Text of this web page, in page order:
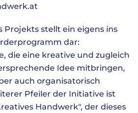
Projekts stellt ein eigens ins
dar:
die eine kreative und zugleich
Idee mitbringen,
auch organisatorisch
Pfeiler der Initiative ist
Handwerk", der dieses